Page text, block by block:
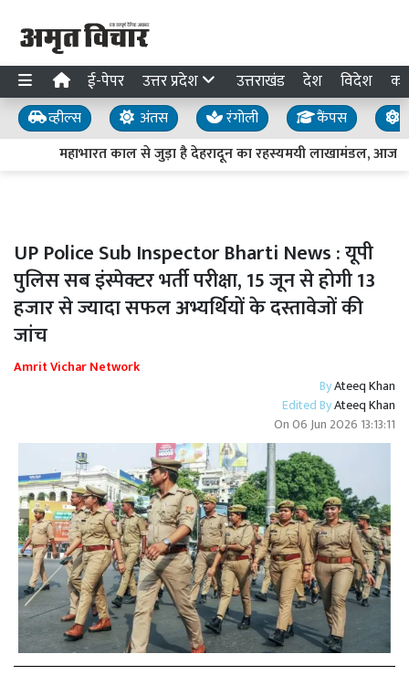
ई-पेपर उत्तर प्रदेश उत्तराखंड देश विदेश
व्हील्स अंतस रंगोली कैंपस
महाभारत काल से जुड़ा है देहरादून का रहस्यमयी लाखामंडल, आज
UP Police Sub Inspector Bharti News : यूपी
पुलिस सब इंस्पेक्टर भर्ती परीक्षा, 15 जून से होगी 13
हजार से ज्यादा सफल अभ्यर्थियों के दस्तावेजों की
जांच
Amrit Vichar Network
ByAteeq Khan
Edited ByAteeq Khan
On06 Jun 2026 13:13:11